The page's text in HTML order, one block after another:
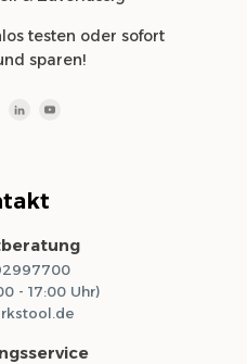
testen oder sofort
sparen!
- 17:00 Uhr)